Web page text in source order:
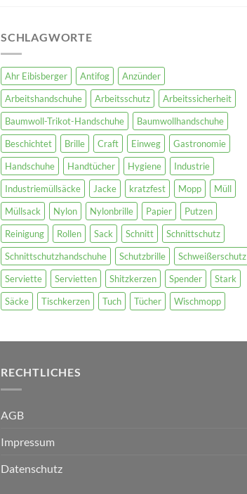
SCHLAGWORTE
Ahr Eibisberger Antifog
Anzünder
Arbeitshandschuhe
Arbeitsschutz
Arbeitssicherheit
Baumwoll-Trikot-Handschuhe
Baumwollhandschuhe
Beschichtet
Brille Craft Einweg
Gastronomie
Handschuhe
Handtücher Hygiene
Industrie
Industriemüllsäcke
Jacke kratzfest Mopp
Müll
Müllsack
Nylon Nylonbrille Papier
Putzen
Reinigung
Rollen Sack Schnitt
Schnittschutz
Schnittschutzhandschuhe
Schutzbrille
Schweißerschutz
Serviette
Servietten Shitzkerzen Spender
Stark
Säcke
Tischkerzen Tuch Tücher Wischmopp
RECHTLICHES
AGB
Impressum
Datenschutz